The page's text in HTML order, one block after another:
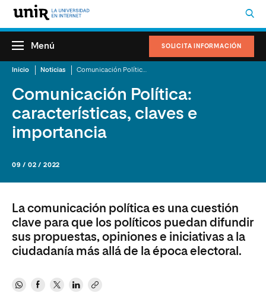
SOLICITA INFORMACIÓN
Menú
Inicio Noticias
Comunicación Política:
características, claves e
importancia
09 / 02 / 2022
La comunicación política es una cuestión
clave para que los políticos puedan difundir
sus propuestas, opiniones e iniciativas a la
ciudadanía más allá de la época electoral.